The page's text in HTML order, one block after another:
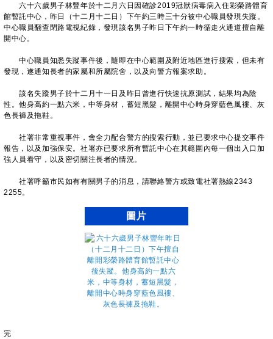
六十六歲男子林豐年於十二月六日因確診2019冠狀病毒病入住彩榮路體育
館暫託中心，昨日（十二月十二日）下午約三時三十分被中心職員發現失蹤。
中心職員翻查閉路電視紀錄，發現該名男子昨日下午約一時循走火通道擅自離
開中心。
中心職員知悉失蹤事件後，隨即在中心範圍及附近地區進行搜索，但未有
發現，遂通知長者的家屬和所屬院舍，以及向警方報案求助。
該名失蹤男子於十二月十一日及昨日曾進行快速抗原測試，結果均為陰
性。他身高約一點六米，中等身材，蓄短黑髮，離開中心時身穿藍色風褸、灰
色長褲及拖鞋。
社署非常重視事件，會全力配合警方的搜索行動，並已要求中心提交事件
報告，以及加強保安。社署亦已要求所有暫託中心在其範圍內每一個出入口加
強人員看守，以及密切關注長者的情況。
社署呼籲市民如有有關男子的消息，請聯絡警方或致電社署熱線2343
2255。
圖片
完